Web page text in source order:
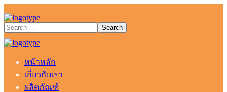
หน้าหลัก
เกี่ยวกับเรา
ผลิตภัณฑ์